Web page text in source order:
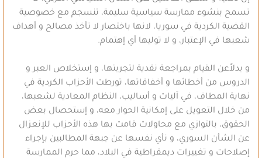
تسمح بنشوء ممارسة سياسية سليمة، تنسجم مع خصوصية
القضية الكردية في سوريا، لانها باختصار لا تأخذ مصالح و أهداف
شعبها في الإعتبار، و لا توليها أي إهتمام.
و بدلاًعن القيام بمراجعة نقدية لتجربتها، و إستخلاص العبر و
الدروس من أخطائها و أخفاقاتها، تورطت الأحزاب الكردية في
نهاية المطاف، في آليات و أساليب، النظام المعادية لشعبها،
من خلال التعويل على إمكانية الحوار معه، و إستحصال بعض
الحقوق، بالتوازي مع محاولات قامت بها هذه الأحزاب للإنعزال
عن الشأن السوري، و نأي نفسها عن جبهة المطالبين بإجراء
إصلاحات و تغييرات ديمقراطية في البلاد، مما حرم الممارسة